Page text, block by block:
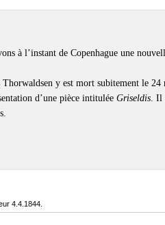
à l’instant de Copenhague une
Thorwaldsen y est mort subitement le
d’une pièce intitulée Griseldis. Il
4.4.1844.